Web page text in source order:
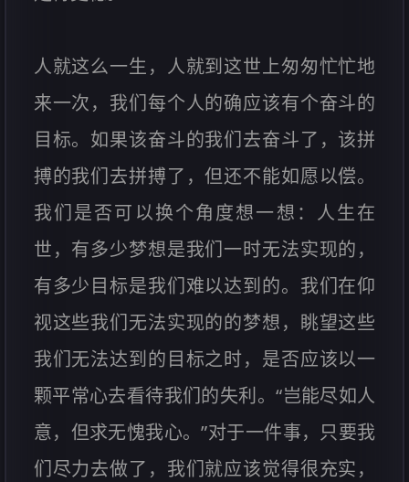
人就这么一生，人就到这世上匆匆忙忙地
来一次，我们每个人的确应该有个奋斗的
目标。如果该奋斗的我们去奋斗了，该拼
搏的我们去拼搏了，但还不能如愿以偿。
我们是否可以换个角度想一想：人生在
世，有多少梦想是我们一时无法实现的，
有多少目标是我们难以达到的。我们在仰
视这些我们无法实现的的梦想，眺望这些
我们无法达到的目标之时，是否应该以一
颗平常心去看待我们的失利。“岂能尽如人
意，但求无愧我心。”对于一件事，只要我
们尽力去做了，我们就应该觉得很充实，